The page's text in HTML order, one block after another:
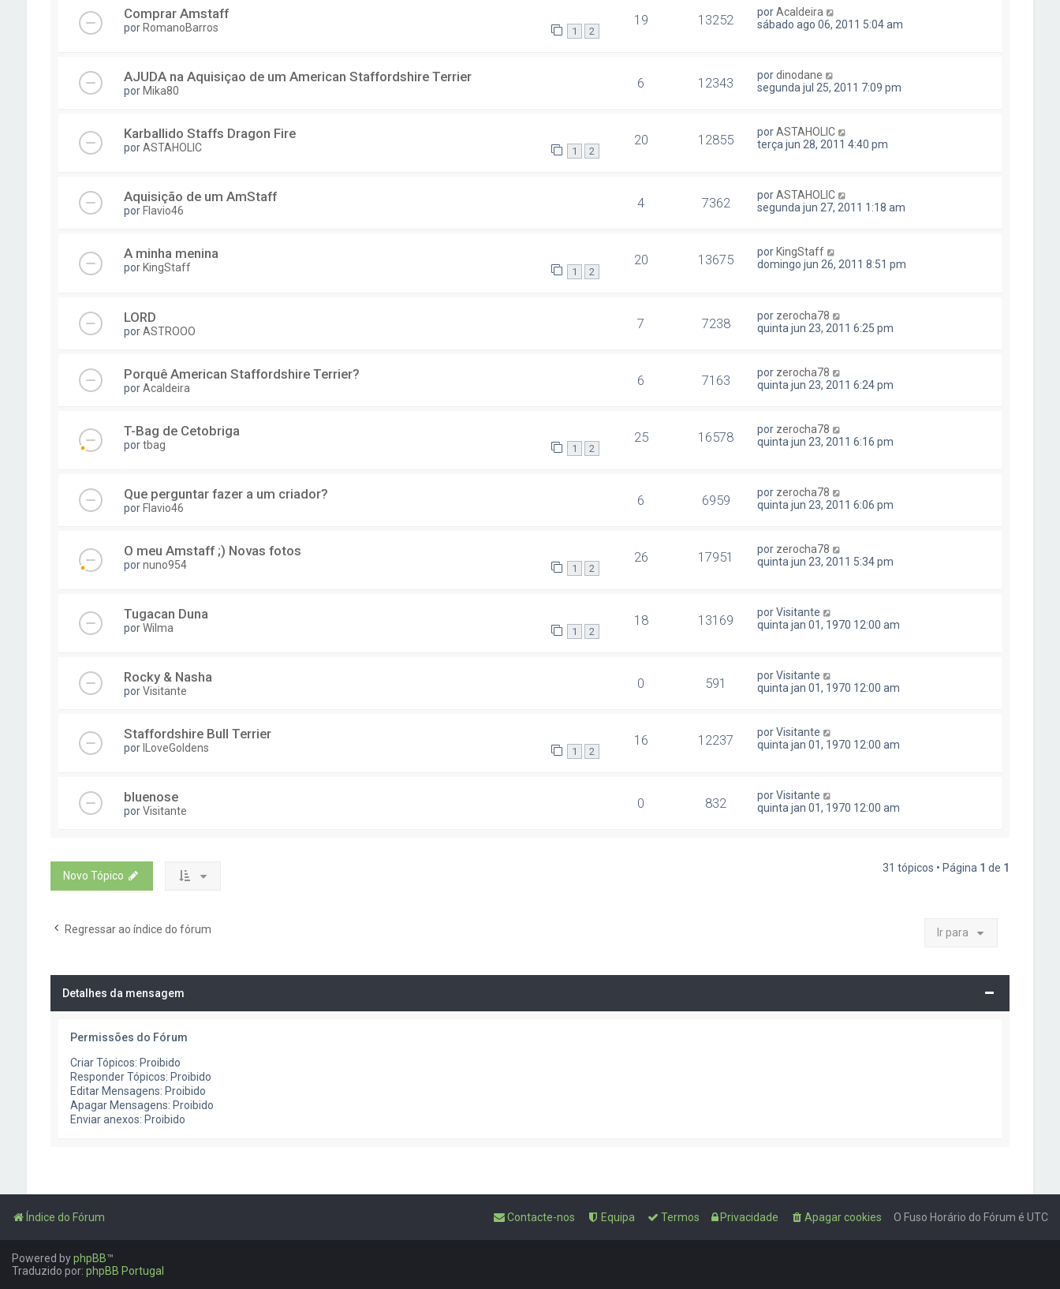
Comprar Amstaff
por RomanoBarros 1 2
19 13252 porAcaldeira
sábado ago 06, 2011 5:04 am
AJUDA na Aquisiçao de um American Staffordshire Terrier
por Mika80 6 12343 pordinodane
segunda jul 25, 2011 7:09 pm
Karballido Staffs Dragon Fire
porASTAHOLIC 1 2
20 12855 porASTAHOLIC
terça jun 28, 2011 4:40 pm
Aquisição de um AmStaff
por Flavio46 4 7362 porASTAHOLIC
segunda jun 27, 2011 1:18 am
A minha menina
por KingStaff 1 2
20 13675 por KingStaff
domingo jun 26, 2011 8:51 pm
LORD
porASTROOO 7 7238 por zerocha78
quinta jun 23, 2011 6:25 pm
Porquê American Staffordshire Terrier?
porAcaldeira 6 7163 por zerocha78
quinta jun 23, 2011 6:24 pm
T-Bag de Cetobriga
portbag 1 2
25 16578 por zerocha78
quinta jun 23, 2011 6:16 pm
Que perguntar fazer a um criador?
por Flavio46 6 6959 por zerocha78
quinta jun 23, 2011 6:06 pm
O meu Amstaff ;) Novas fotos
pornuno954 1 2
26 17951 por zerocha78
quinta jun 23, 2011 5:34 pm
Tugacan Duna
porWilma 1 2
18 13169 porVisitante
quinta jan 01, 1970 12:00 am
Rocky & Nasha
porVisitante 0 591 porVisitante
quinta jan 01, 1970 12:00 am
Staffordshire Bull Terrier
por ILoveGoldens 1 2
16 12237 porVisitante
quinta jan 01, 1970 12:00 am
bluenose
porVisitante 0 832 porVisitante
quinta jan 01, 1970 12:00 am
Novo Tópico
31 tópicos • Página 1 de 1
Regressar ao índice do fórum Ir para
Detalhes da mensagem
Permissões do Fórum
Criar Tópicos: Proibido
Responder Tópicos: Proibido
Editar Mensagens: Proibido
Apagar Mensagens: Proibido
Enviar anexos: Proibido
Índice do Fórum O Fuso Horário do Fórum é UTC
Apagar cookies
Privacidade
Termos
Equipa
Contacte-nos
Powered byphpBB™
Traduzido por: phpBB Portugal